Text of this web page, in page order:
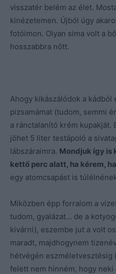
visszatér belém az élet.
kinézetemen. Újból úgy
fotóimon. Olyan sima volt a
hosszabbra nőtt.
Ahogy kikászálódok a kádból
pizsamámat (tudom, semmi
a ránctalanító krém
jöhet 5 liter testápoló a
lábszáraimra. Mondjuk így is
kettő perc alatt, ha kérem,
egy atomcsapást is
Miközben épp forralom a
tudom, gyalázat… de a
kivárni), eszembe jut a volt
maradt, majdhogynem
hétvégén eszméletvesztésig
felett nem hinném, hogy neki